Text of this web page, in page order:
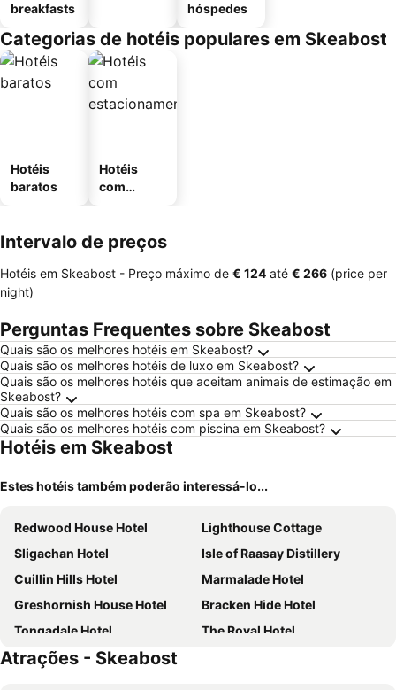
breakfasts
hóspedes
Categorias de hotéis populares em Skeabost
Hotéis
baratos
Hotéis
com
Intervalo de preços
Hotéis em Skeabost - Preço máximo de ‎€ 124 até ‎€ 266 (price per
night)
Perguntas Frequentes sobre Skeabost
Quais são os melhores hotéis em Skeabost?
Quais são os melhores hotéis de luxo em Skeabost?
Quais são os melhores hotéis que aceitam animais de estimação em
Skeabost?
Quais são os melhores hotéis com spa em Skeabost?
Quais são os melhores hotéis com piscina em Skeabost?
Hotéis em Skeabost
Estes hotéis também poderão interessá-lo...
Redwood House Hotel
Lighthouse Cottage
Sligachan Hotel
Isle of Raasay Distillery
Cuillin Hills Hotel
Marmalade Hotel
Greshornish House Hotel
Bracken Hide Hotel
Tongadale Hotel
The Royal Hotel
Hame on Skye
Atrações - Skeabost